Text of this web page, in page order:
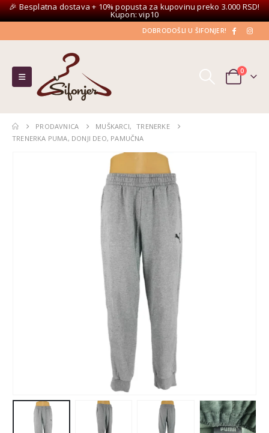
🎉 Besplatna dostava + 10% popusta za kupovinu preko 3.000 RSD!
Kupon: vip10
DOBRODOŠLI U ŠIFONJER!
0
PRODAVNICA MUŠKARCI,
TRENERKE
TRENERKA PUMA, DONJI DEO, PAMUČNA